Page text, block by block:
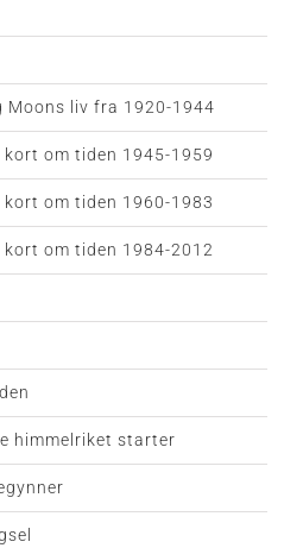
Moons liv fra 1920-1944
om tiden 1945-1959
om tiden 1960-1983
om tiden 1984-2012
himmelriket starter